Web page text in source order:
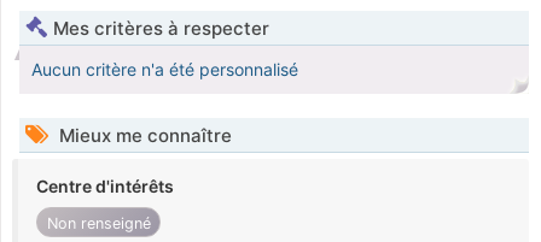
Mes critères à respecter
Aucun critère n'a été personnalisé
Mieux me connaître
Centre d'intérêts
Non renseigné